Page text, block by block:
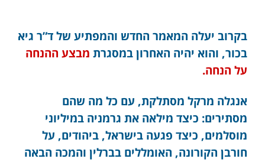
בקרוב יעלה המאמר החדש והמפתיע של ד”ר גיא
בכור, והוא יהיה האחרון במסגרת מבצע ההנחה
על הנחה.
אנגלה מרקל מסתלקת, עם כל מה שהם
מסתירים: כיצד מילאה את גרמניה במיליוני
מוסלמים, כיצד פגעה בישראל, ביהודים, על
חורבן הקורונה, האומללים בברלין והמכה הבאה